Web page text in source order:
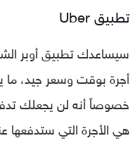
تطبيق Uber
سيساعدك تطبيق أوبر
أجرة بوقت وسعر جيد، ما
خصوصاً أنه لن يجعلك
هي الأجرة التي ستدفعها